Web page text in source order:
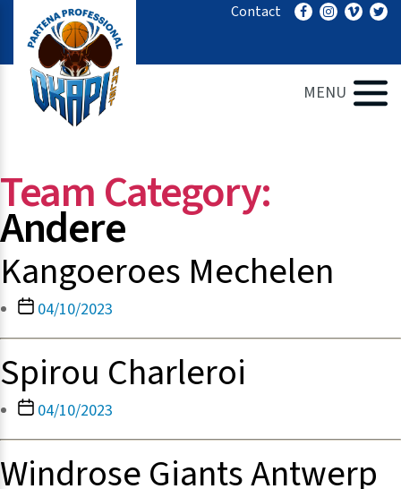
inhoud
Contact
MENU
Team Category:
Andere
Kangoeroes Mechelen
Berichtdatum
04/10/2023
Spirou Charleroi
Berichtdatum
04/10/2023
Windrose Giants Antwerp